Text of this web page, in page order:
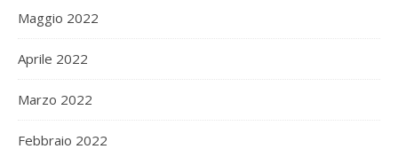
Maggio 2022
Aprile 2022
Marzo 2022
Febbraio 2022